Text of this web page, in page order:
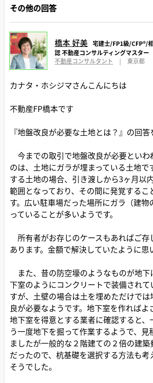
その他の回答
橋本 好美 宅建士/FP1級/CFP®️/
認 不動産コンサルティングマスター
不動産コンサルタント
| 東京都
カナタ・ホシジマさんこんにちは
不動産FP橋本です
『地盤改良が必要な土地とは？』の回答
今までの取引で地盤改良が必要といわ
のは、土地にガラが埋まっている土地で
する土地の場合、引き渡しから3ヶ月以
範囲となっており、その間に発覚するこ
す。広い駐車場だった場所にガラ（建物
っていることが多いようです。
所有者がお存じのケースもあればご存
あります。金額で解決していたように思
また、昔の防空壕のようなものが地下
下室のようにコンクリートで装備され
すが、土壁の場合は土を埋めただけで
良が必要なようです。地下室を作ればよ
地下室を得意とする業者に確認すると、
う一度地下を掘って作業するようで、見
ましたが一般的な２階建ての２倍の建築
だったので、杭基礎を選択する方法も考
そうでした。